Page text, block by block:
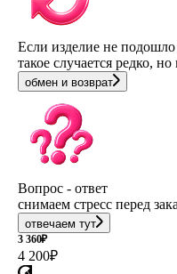
Если изделие не подошло
такое случается редко,
обмен и возврат
Вопрос - ответ
снимаем стресс перед
отвечаем тут
3 360₽
4 200₽